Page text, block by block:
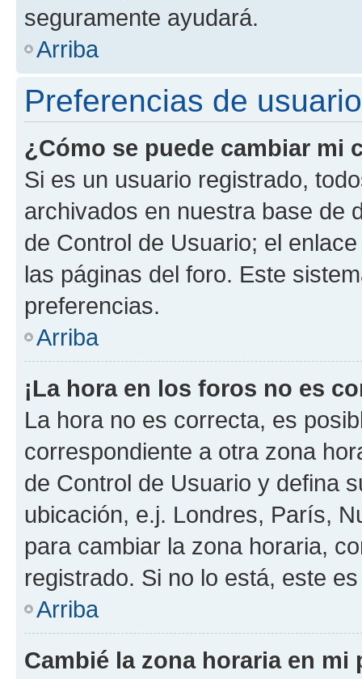
seguramente ayudará.
Arriba
Preferencias de
¿Cómo se puede cambiar mi
Si es un usuario registrado,
archivados en nuestra base de
de Control de Usuario; el
las páginas del foro. Este
preferencias.
Arriba
¡La hora en los foros no es
La hora no es correcta, es
correspondiente a otra zona
de Control de Usuario y defina
ubicación, e.j. Londres, París,
para cambiar la zona horaria,
registrado. Si no lo está, este
Arriba
Cambié la zona horaria en